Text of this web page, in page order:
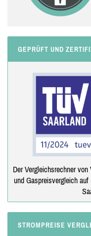
GEPRÜFT UND
Der Vergleichsrechner
und Gaspreisvergleich
STROMPREISE